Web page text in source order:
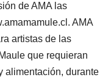
de AMA las
AMA
artistas de las
que requieran
alimentación, durante